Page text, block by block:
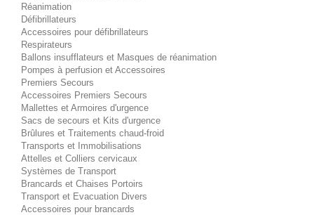
Réanimation
Défibrillateurs
Accessoires pour défibrillateurs
Respirateurs
Ballons insufflateurs et Masques de réanimation
Pompes à perfusion et Accessoires
Premiers Secours
Accessoires Premiers Secours
Mallettes et Armoires d'urgence
Sacs de secours et Kits d'urgence
Brûlures et Traitements chaud-froid
Transports et Immobilisations
Attelles et Colliers cervicaux
Systèmes de Transport
Brancards et Chaises Portoirs
Transport et Evacuation Divers
Accessoires pour brancards